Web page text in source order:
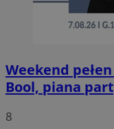
Weekend
Bool, piana
8